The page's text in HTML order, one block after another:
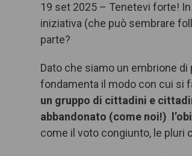
19 set 2025 – Tenetevi forte!
iniziativa (che può sembrare
parte?
Dato che siamo un embrione
fondamenta il modo con cui si
un gruppo di cittadini e
abbandonato (come noi!)
come il voto congiunto, le pluri